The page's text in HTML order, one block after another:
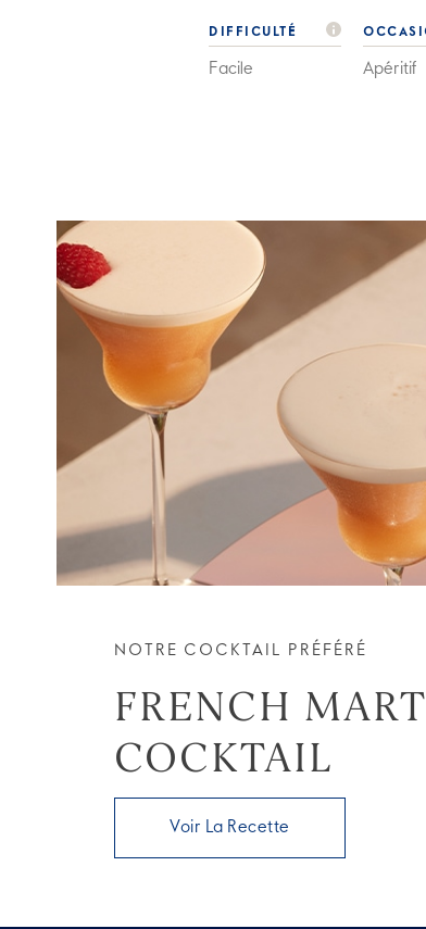
DIFFICULTÉ
Facile Apéritif
NOTRE COCKTAIL PRÉFÉRÉ
FRENCH
COCKTAIL
Voir La Recette